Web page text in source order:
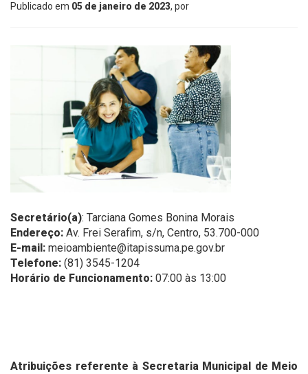
Publicado em 05 de janeiro de 2023, por
Secretário(a): Tarciana Gomes Bonina Morais
Endereço: Av. Frei Serafim, s/n, Centro, 53.700-000
E-mail: meioambiente@itapissuma.pe.gov.br
Telefone: (81) 3545-1204
Horário de Funcionamento: 07:00 às 13:00
Atribuições referente à Secretaria Municipal de Meio